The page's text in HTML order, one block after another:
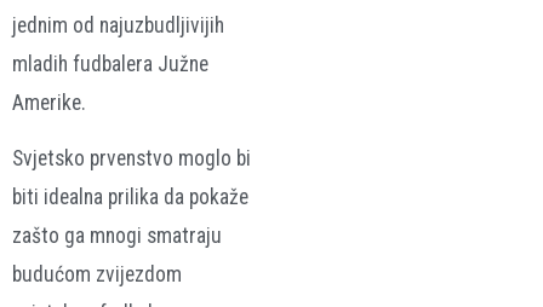
jednim od najuzbudljivijih
mladih fudbalera Južne
Amerike.
Svjetsko prvenstvo moglo bi
biti idealna prilika da pokaže
zašto ga mnogi smatraju
budućom zvijezdom